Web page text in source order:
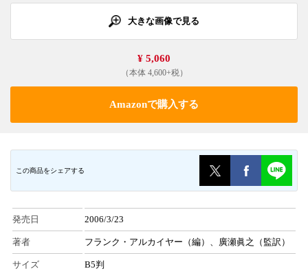
大きな画像で見る
¥ 5,060
（本体 4,600+税）
Amazonで購入する
この商品をシェアする
発売日 2006/3/23
著者 フランク・アルカイヤー（編）、廣瀬眞之（監訳）
サイズ B5判